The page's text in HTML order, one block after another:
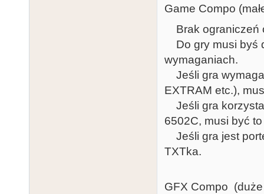
Game Compo
Brak ograniczeń
Do gry musi byś
wymaganiach.
Jeśli gra
EXTRAM etc.),
Jeśli gra
6502C, musi być
Jeśli gra jest
TXTka.
GFX Compo